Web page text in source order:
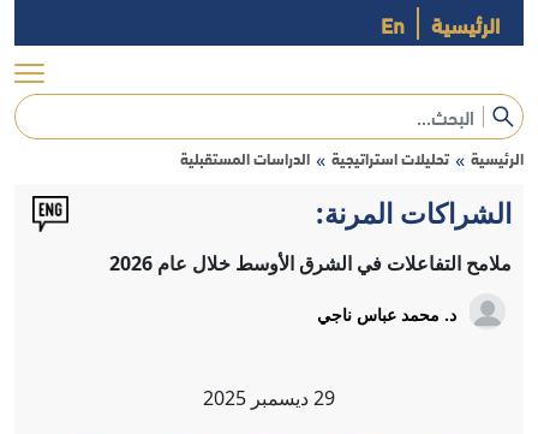
الرئيسية En
الرئيسية » تحليلات استراتيجية » الدراسات المستقبلية
الشراكات المرنة:
ملامح التفاعلات في الشرق الأوسط خلال عام 2026
د. محمد عباس ناجي
29ديسمبر 2025